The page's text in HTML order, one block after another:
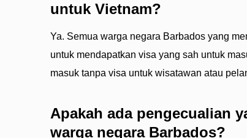
untuk Vietnam?
Ya. Semua warga negara Barbados yang
untuk mendapatkan visa yang sah untuk
masuk tanpa visa untuk wisatawan atau
Apakah ada pengecualian
warga negara Barbados?